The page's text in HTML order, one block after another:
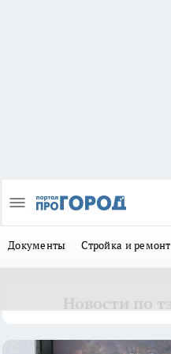
Документы Стройка и ремонт